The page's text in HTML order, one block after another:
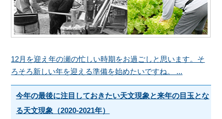
12月を迎え年の瀬の忙しい時期をお過ごしと思います。そ
ろそろ新しい年を迎える準備を始めたいですね。 ...
今年の最後に注目しておきたい天文現象と来年の目玉とな
る天文現象（2020-2021年）